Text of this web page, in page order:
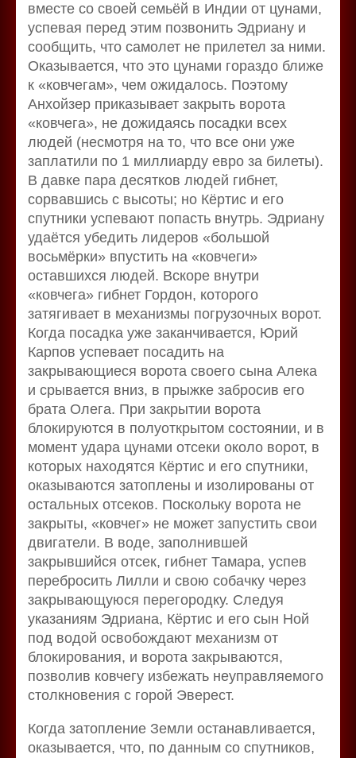
вместе со своей семьёй в Индии от цунами,
успевая перед этим позвонить Эдриану и
сообщить, что самолет не прилетел за ними.
Оказывается, что это цунами гораздо ближе
к «ковчегам», чем ожидалось. Поэтому
Анхойзер приказывает закрыть ворота
«ковчега», не дожидаясь посадки всех
людей (несмотря на то, что все они уже
заплатили по 1 миллиарду евро за билеты).
В давке пара десятков людей гибнет,
сорвавшись с высоты; но Кёртис и его
спутники успевают попасть внутрь. Эдриану
удаётся убедить лидеров «большой
восьмёрки» впустить на «ковчеги»
оставшихся людей. Вскоре внутри
«ковчега» гибнет Гордон, которого
затягивает в механизмы погрузочных ворот.
Когда посадка уже заканчивается, Юрий
Карпов успевает посадить на
закрывающиеся ворота своего сына Алека
и срывается вниз, в прыжке забросив его
брата Олега. При закрытии ворота
блокируются в полуоткрытом состоянии, и в
момент удара цунами отсеки около ворот, в
которых находятся Кёртис и его спутники,
оказываются затоплены и изолированы от
остальных отсеков. Поскольку ворота не
закрыты, «ковчег» не может запустить свои
двигатели. В воде, заполнившей
закрывшийся отсек, гибнет Тамара, успев
перебросить Лилли и свою собачку через
закрывающуюся перегородку. Следуя
указаниям Эдриана, Кёртис и его сын Ной
под водой освобождают механизм от
блокирования, и ворота закрываются,
позволив ковчегу избежать неуправляемого
столкновения с горой Эверест.
Когда затопление Земли останавливается,
оказывается, что, по данным со спутников,